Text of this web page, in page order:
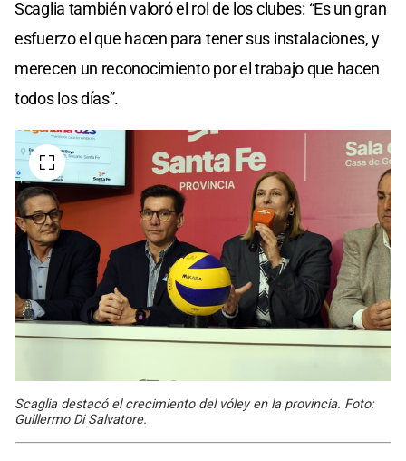
Scaglia también valoró el rol de los clubes: “Es un gran
esfuerzo el que hacen para tener sus instalaciones, y
merecen un reconocimiento por el trabajo que hacen
todos los días”.
Scaglia destacó el crecimiento del vóley en la provincia. Foto:
Guillermo Di Salvatore.